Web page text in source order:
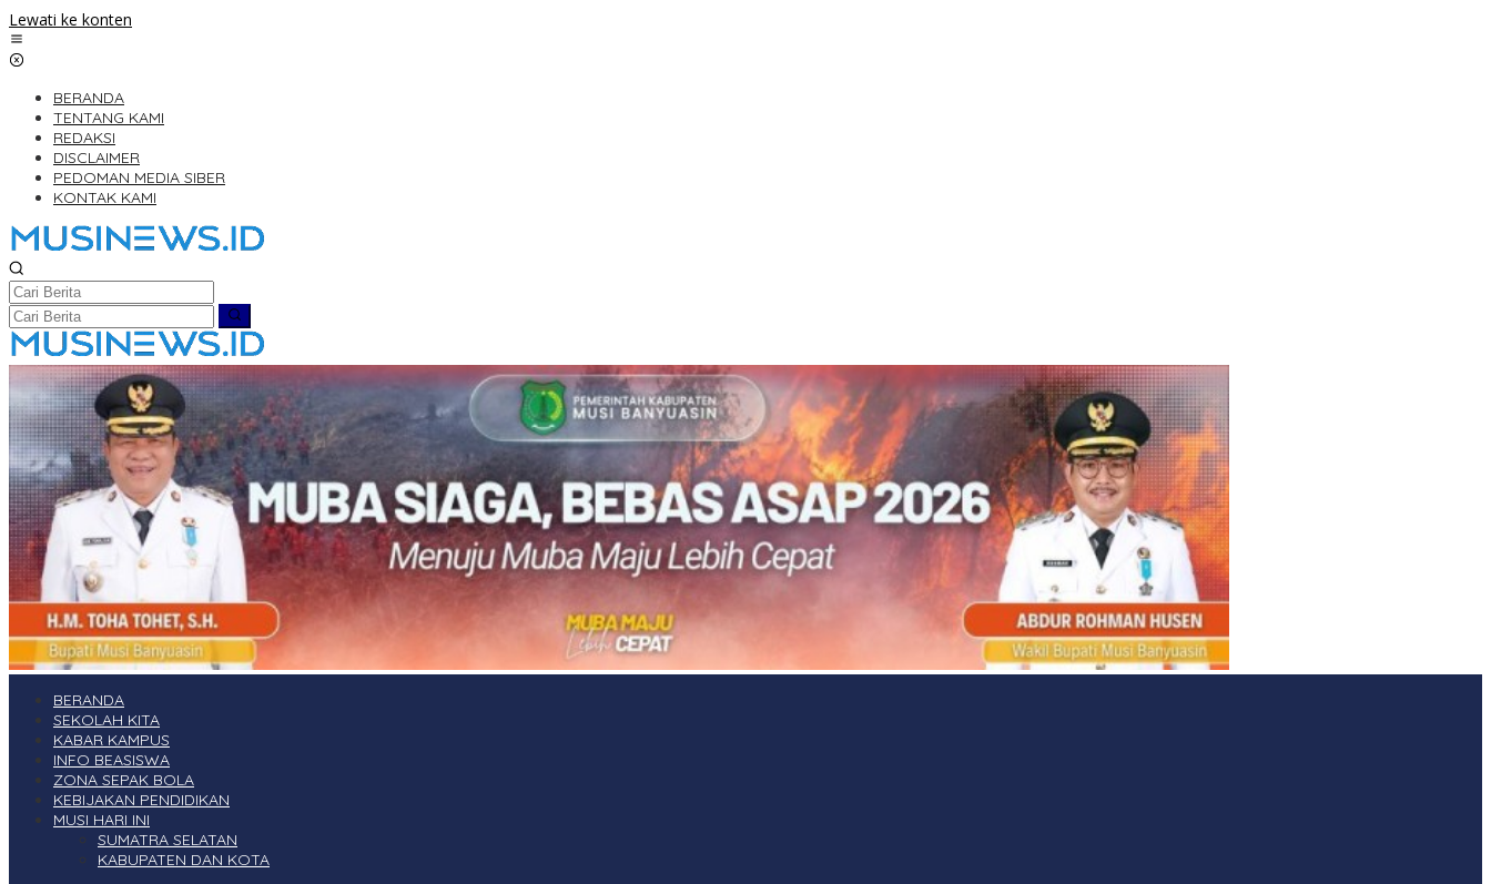
Lewati ke konten
BERANDA
TENTANG KAMI
REDAKSI
DISCLAIMER
PEDOMAN MEDIA SIBER
KONTAK KAMI
BERANDA
SEKOLAH KITA
KABAR KAMPUS
INFO BEASISWA
ZONA SEPAK BOLA
KEBIJAKAN PENDIDIKAN
MUSI HARI INI
SUMATRA SELATAN
KABUPATEN DAN KOTA